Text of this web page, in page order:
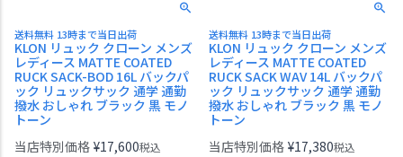
送料無料 13時まで当日出荷
KLON リュック クローン メンズ
レディース MATTE COATED
RUCK SACK-BOD 16L バックパ
ック リュックサック 通学 通勤
撥水 おしゃれ ブラック 黒 モノ
トーン
当店特別価格 ¥17,600税込
送料無料 13時まで当日出荷
KLON リュック クローン メンズ
レディース MATTE COATED
RUCK SACK WAV 14L バックパ
ック リュックサック 通学 通勤
撥水 おしゃれ ブラック 黒 モノ
トーン
当店特別価格 ¥17,380税込